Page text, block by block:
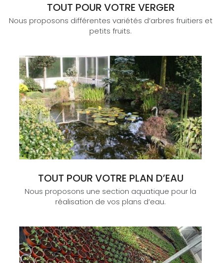
TOUT POUR VOTRE VERGER
Nous proposons différentes variétés d’arbres fruitiers et
petits fruits.
TOUT POUR VOTRE PLAN D’EAU
Nous proposons une section aquatique pour la
réalisation de vos plans d’eau.